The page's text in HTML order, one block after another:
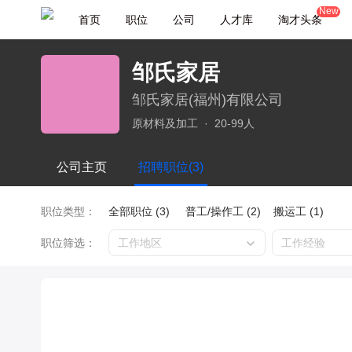
首页 职位 公司 人才库 淘才头条
New
邹氏家居
邹氏家居(福州)有限公司
原材料及加工 · 20-99人
公司主页 招聘职位(3)
职位类型： 全部职位 (3) 普工/操作工 (2) 搬运工 (1)
职位筛选： 工作地区 工作经验